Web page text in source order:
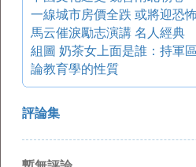
一線城市房價全跌 或將迎恐
馬云催淚勵志演講 名人經典
組圖 奶茶女上面是誰：持軍
論教育學的性質
評論集